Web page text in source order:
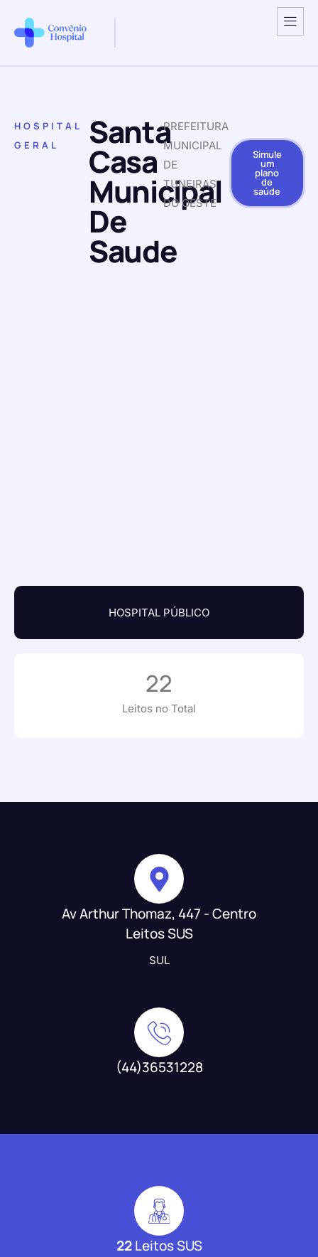
HOSPITAL
GERAL
Santa
Casa
Municipal
De
Saude
PREFEITURA
MUNICIPAL
DE
TUNEIRAS
DO OESTE
Simule
um
plano
de
saúde
HOSPITAL PÚBLICO
Leitos no Total
22
Av Arthur Thomaz, 447 - Centro
Leitos SUS
SUL
(44)36531228
22Leitos SUS